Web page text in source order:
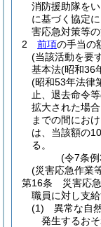
消防援助隊を
に基づく協定
害応急対策等
2
前項の手当の
(当該活動を要
基本法(昭和36
(昭和53年法律
止、退去命令
拡大された場
までの間にお
は、当該額の
る。
(令7条
(災害応急作業
第16条
災害応
職員に対し支給
(1)
異常な自
発生するお